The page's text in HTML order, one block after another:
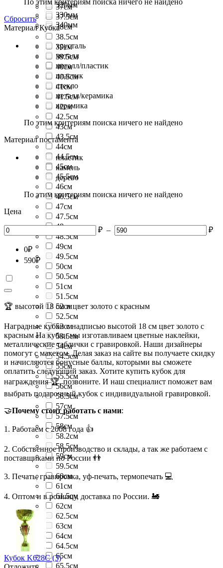
37см
37.5см
38см
38.5см
39см
39.5см
40см
40.5см
41см
41.5см
42см
42.5см
43см
43.5см
44см
44.5см
45см
45.5см
46см
46.5см
47см
47.5см
48см
48.5см
49см
49.5см
50см
50.5см
51см
51.5см
52см
52.5см
53см
53.5см
54см
54.5см
55см
55.5см
56см
56.5см
57см
57.5см
58см
58.2см
58.5см
59см
59.5см
60см
61см
61.5см
62см
62.5см
63см
64см
64.5см
65см
65.5см
320мм
330мм
340мм
Сбросить
Материал Кубка
хрусталь
металл
металл/пластик
пластик
стекло
металл/керамика
керамика
По этим критериям поиска ничего не найдено
Материал постамента
пластик
камень
дерево
По этим критериям поиска ничего не найдено
Цена
₽ – ₽
0₽
590₽
🏆 высотой 18 см и цвет золото с красным
Наградные кубки с надписью высотой 18 см цвет золото с
красным На кубки мы изготавливаем цветные наклейки,
металлические таблички с гравировкой. Наши дизайнеры
помогут с макетом. Делая заказ на сайте вы получаете скидку
и начисляются бонусные баллы, которыми вы сможете
оплатить следующий заказ. Хотите купить кубок для
награждения 🏆, позвоните. И наш специалист поможет вам
выбрать подарочный кубок с индивидуальной гравировкой.
🤝Почему стоит работать с нами:
1. Работаем с 2008 года 👍
2. Собственное производство и склады, а так же работаем с
поставщиками по России 👬
3. Печать, гравировка, уф-печать, термопечать 💻
4. Оптом и в розницу, доставка по России. 🚂
Кубок K628C (3)